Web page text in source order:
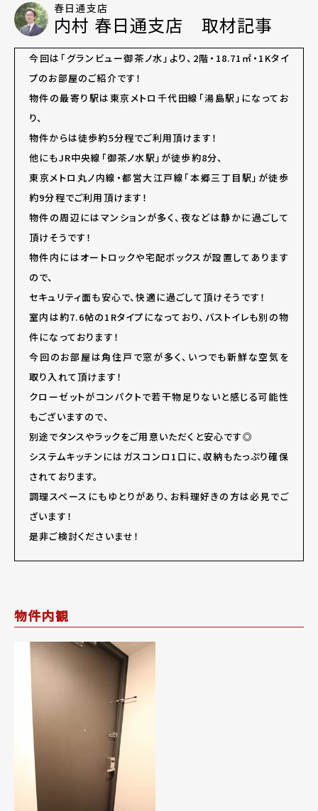
春日通支店
内村 春日通支店 取材記事
今回は「グランビュー御茶ノ水」より、2階・18.71㎡・1Kタイ
プのお部屋のご紹介です！
物件の最寄り駅は東京メトロ千代田線「湯島駅」になってお
り、
物件からは徒歩約5分程でご利用頂けます！
他にもJR中央線「御茶ノ水駅」が徒歩約8分、
東京メトロ丸ノ内線・都営大江戸線「本郷三丁目駅」が徒歩
約9分程でご利用頂けます！
物件の周辺にはマンションが多く、夜などは静かに過ごして
頂けそうです！
物件内にはオートロックや宅配ボックスが設置してあります
ので、
セキュリティ面も安心で、快適に過ごして頂けそうです！
室内は約7.6帖の1Rタイプになっており、バストイレも別の物
件になっております！
今回のお部屋は角住戸で窓が多く、いつでも新鮮な空気を
取り入れて頂けます！
クローゼットがコンパクトで若干物足りないと感じる可能性
もございますので、
別途でタンスやラックをご用意いただくと安心です◎
システムキッチンにはガスコンロ1口に、収納もたっぷり確保
されております。
調理スペースにもゆとりがあり、お料理好きの方は必見でご
ざいます！
是非ご検討くださいませ！
物件内観